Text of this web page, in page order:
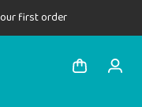
first order